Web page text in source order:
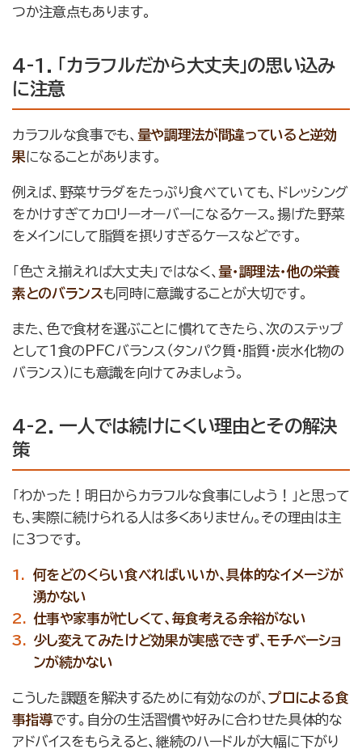
つか注意点もあります。
4-1. 「カラフルだから大丈夫」の思い込み
に注意
カラフルな食事でも、 量や調理法が間違っていると逆効
果になることがあります。
例えば、野菜サラダをたっぷり食べていても、ドレッシング
をかけすぎてカロリーオーバーになるケース。揚げた野菜
をメインにして脂質を摂りすぎるケースなどです。
「色さえ揃えれば大丈夫」ではなく、量・調理法・他の栄養
素とのバランスも同時に意識することが大切です。
また、色で食材を選ぶことに慣れてきたら、次のステップ
として1食のPFCバランス（タンパク質・脂質・炭水化物の
バランス）にも意識を向けてみましょう。
4-2. 一人では続けにくい理由とその解決
策
「わかった！明日からカラフルな食事にしよう！」と思って
も、実際に続けられる人は多くありません。その理由は主
に3つです。
何をどのくらい食べればいいか、具体的なイメージが
湧かない
仕事や家事が忙しくて、毎食考える余裕がない
少し変えてみたけど効果が実感できず、モチベーショ
ンが続かない
こうした課題を解決するために有効なのが、プロによる食
事指導です。自分の生活習慣や好みに合わせた具体的な
アドバイスをもらえると、継続のハードルが大幅に下がり